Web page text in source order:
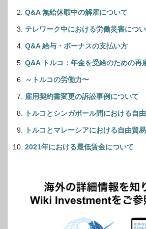
Q&A 無給休暇中の解雇について
テレワーク中における労働災害につ
Q&A 給与・ボーナスの支払い方
Q&A トルコ：年金を受給のための再
～トルコの労働力〜
雇用契約書変更の訴訟事例について
トルコとシンガポール間における自
トルコとマレーシアにおける自由貿
2021年における最低賃金について